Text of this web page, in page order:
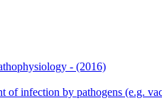
- (2016)
of infection by pathogens (e.g.